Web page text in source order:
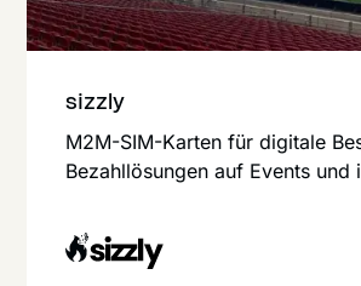
sizzly
M2M-SIM-Karten für digitale
Bezahllösungen auf Events und